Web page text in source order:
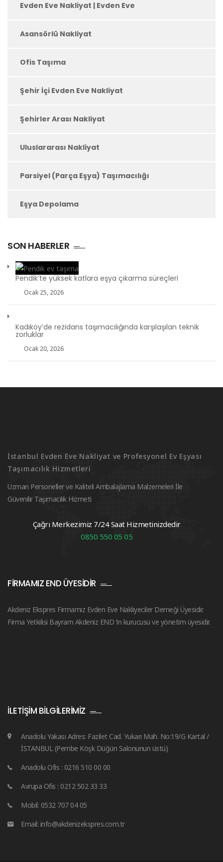
Evden Eve Nakliyat | Evden Eve
Asansörlü Nakliyat
Ofis Taşıma
Şehir İçi Evden Eve Nakliyat
Şehirler Arası Nakliyat
Uluslararası Nakliyat
Parsiyel (Parça Eşya) Taşımacılığı
Eşya Depolama
SON HABERLER
Pendik’te yüksek katlara eşya çıkarma süreçleri
Ocak 25, 2026
Kadıköy’de rezidans taşımacılığında karşılaşılan teknik
zorluklar
Ocak 20, 2026
İstanbul Evden Eve Nakliyat ve Profesyonel Ev Eşyası
Taşımacılık Hizmetleri
Uzman Personeller ve Kaliteli Ambalajlama Malzemeleri İle
Güvenilir Taşımacılık Hizmeti
Çağrı Merkezimiz 7/24 Saat Hizmetinizdedir
0850 550 05 05
FIRMAMIZ END ÜYESIDIR
Akdeniz Ekspres Firmamız Evden Eve Nakliyeciler Derneği Üyesidir.
Firma Yetkilisi Bayram Akdeniz END ‘in kurucusu ve yönetim üyesidir.
İLETIŞIM BILGILERIMIZ
Anadolu Yakası Adres: Fazilet Cad. Yukarı Mah. No:19/G Kartal /
İSTANBUL (Pembe Köşk Düğün Salonunun üstü)
Anadolu Ofis : 0216 510 00 00
Avrupa Ofis : 0212 502 33 33
Mobil: 0532 707 04 05
Email: info@akdenizekspres.com.tr